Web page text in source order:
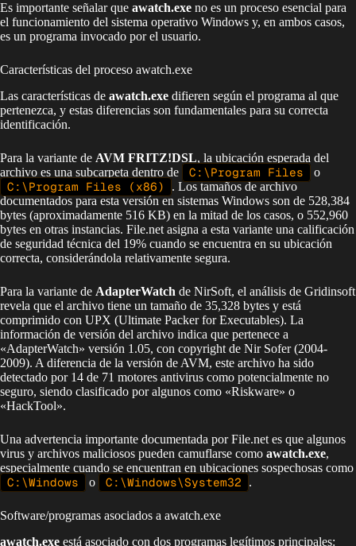
Es importante señalar que awatch.exe no es un proceso esencial para
el funcionamiento del sistema operativo Windows y, en ambos casos,
es un programa invocado por el usuario.
Características del proceso awatch.exe
Las características de awatch.exe difieren según el programa al que
pertenezca, y estas diferencias son fundamentales para su correcta
identificación.
Para la variante de AVM FRITZ!DSL, la ubicación esperada del
archivo es una subcarpeta dentro de
C:\Program Files o
C:\Program Files (x86)
. Los tamaños de archivo
documentados para esta versión en sistemas Windows son de 528,384
bytes (aproximadamente 516 KB) en la mitad de los casos, o 552,960
bytes en otras instancias. File.net asigna a esta variante una calificación
de seguridad técnica del 19% cuando se encuentra en su ubicación
correcta, considerándola relativamente segura.
Para la variante de AdapterWatch de NirSoft, el análisis de Gridinsoft
revela que el archivo tiene un tamaño de 35,328 bytes y está
comprimido con UPX (Ultimate Packer for Executables). La
información de versión del archivo indica que pertenece a
«AdapterWatch» versión 1.05, con copyright de Nir Sofer (2004-
2009). A diferencia de la versión de AVM, este archivo ha sido
detectado por 14 de 71 motores antivirus como potencialmente no
seguro, siendo clasificado por algunos como «Riskware» o
«HackTool».
Una advertencia importante documentada por File.net es que algunos
virus y archivos maliciosos pueden camuflarse como awatch.exe,
especialmente cuando se encuentran en ubicaciones sospechosas como
C:\Windows o C:\Windows\System32 .
Software/programas asociados a awatch.exe
awatch.exe está asociado con dos programas legítimos principales: